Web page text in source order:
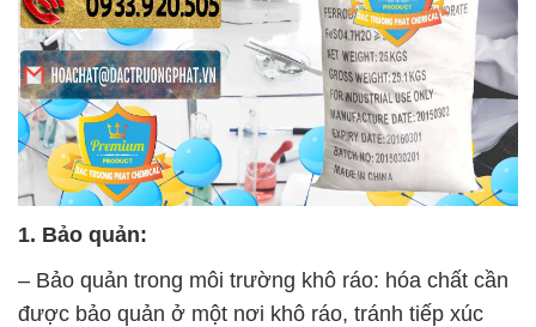
1. Bảo quản:
– Bảo quản trong môi trường khô ráo: hóa chất cần
được bảo quản ở một nơi khô ráo, tránh tiếp xúc